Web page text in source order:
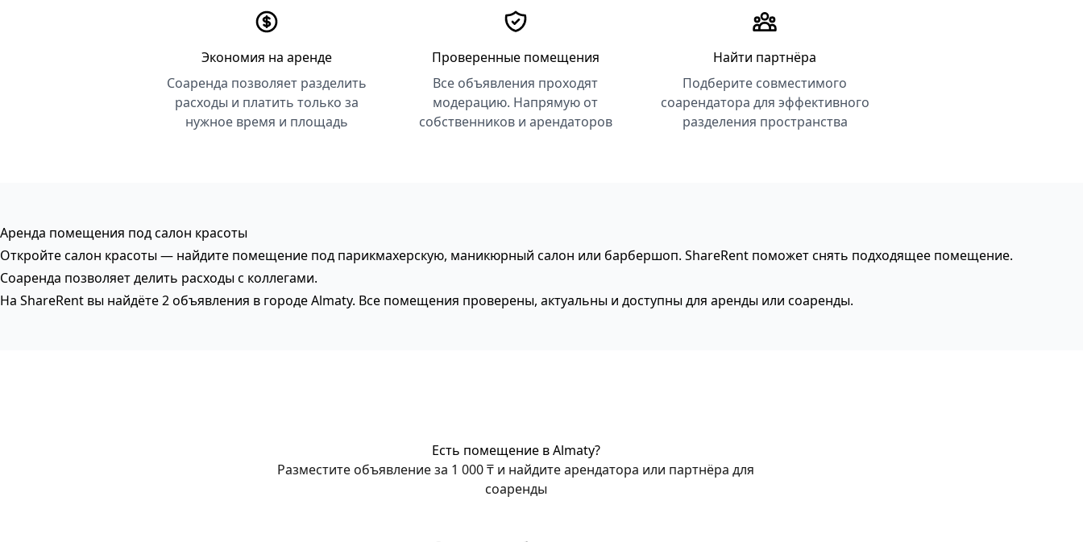
Экономия на аренде
Соаренда позволяет разделить
расходы и платить только за
нужное время и площадь
Проверенные помещения
Все объявления проходят
модерацию. Напрямую от
собственников и арендаторов
Найти партнёра
Подберите совместимого
соарендатора для эффективного
разделения пространства
Аренда помещения под салон красоты
Откройте салон красоты — найдите помещение под парикмахерскую, маникюрный салон или барбершоп. ShareRent поможет снять подходящее помещение.
Соаренда позволяет делить расходы с коллегами.
На ShareRent вы найдёте 2 объявления в городе Almaty. Все помещения проверены, актуальны и доступны для аренды или соаренды.
Есть помещение в Almaty?
Разместите объявление за 1 000 ₸ и найдите арендатора или партнёра для
соаренды